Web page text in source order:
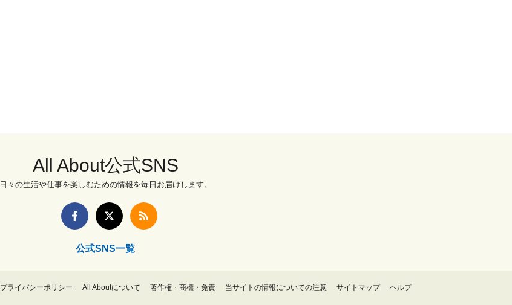
All About公式SNS
日々の生活や仕事を楽しむための情報を毎日お届けします。
公式SNS一覧
プライバシーポリシー All Aboutについて 著作権・商標・免責 当サイトの情報についての注意 サイトマップ ヘルプ